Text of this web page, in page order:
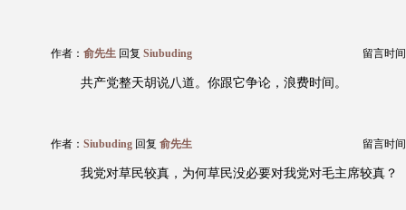
作者： 俞先生 回复 Siubuding 留言时
共产党整天胡说八道。你跟它争论，浪费时间。
作者： Siubuding 回复 俞先生 留言时
我党对草民较真，为何草民没必要对我党对毛主席较真？